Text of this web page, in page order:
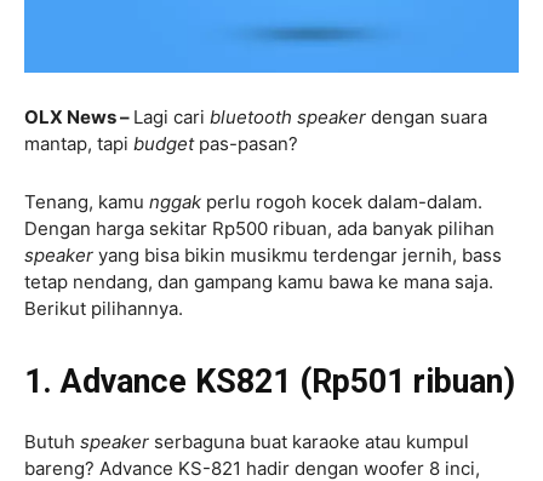
OLX News – Lagi cari bluetooth speaker dengan suara
mantap, tapi budgetpas-pasan?
Tenang, kamu nggak perlu rogoh kocek dalam-dalam.
Dengan harga sekitar Rp500 ribuan, ada banyak pilihan
speaker yang bisa bikin musikmu terdengar jernih, bass
tetap nendang, dan gampang kamu bawa ke mana saja.
Berikut pilihannya.
1. Advance KS821 (Rp501 ribuan)
Butuh speaker serbaguna buat karaoke atau kumpul
bareng? Advance KS-821 hadir dengan woofer 8 inci,